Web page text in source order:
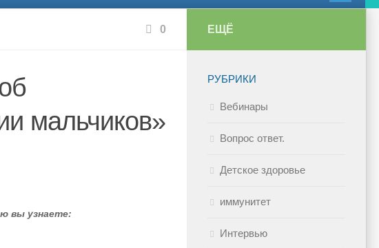
0
мальчиков»
вы узнаете:
ЕЩЁ
РУБРИКИ
Вебинары
Вопрос ответ.
Детское здоровье
иммунитет
Интервью